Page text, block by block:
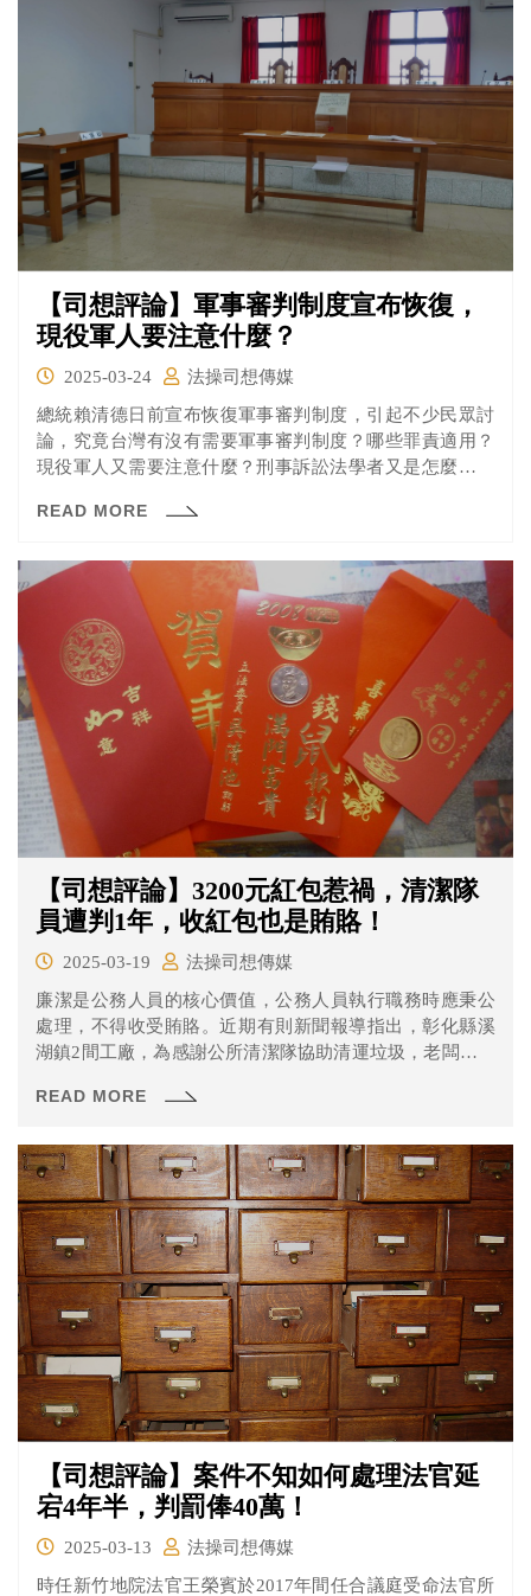
【司想評論】軍事審判制度宣布恢復，
現役軍人要注意什麼？
2025-03-24
法操司想傳媒
總統賴清德日前宣布恢復軍事審判制度，引起不少民眾討
論，究竟台灣有沒有需要軍事審判制度？哪些罪責適用？
現役軍人又需要注意什麼？刑事訴訟法學者又是怎麼看？
READ MORE
【司想評論】3200元紅包惹禍，清潔隊
員遭判1年，收紅包也是賄賂！
2025-03-19
法操司想傳媒
廉潔是公務人員的核心價值，公務人員執行職務時應秉公
處理，不得收受賄賂。近期有則新聞報導指出，彰化縣溪
湖鎮2間工廠，為感謝公所清潔隊協助清運垃圾，老闆主動
年。今2名收現金的清潔隊員1個被判免刑，另一個被則被
人刑度之所以有別，係因先收到錢的A男，返隊途中把一半
分給B男，B男事後跑到廉政署自首，因此揭發此案，獲判
免刑。2人共收現金3200元，卻掀起軒然大波，令同事始料
未及。
READ MORE
【司想評論】案件不知如何處理法官延
宕4年半，判罰俸40萬！
2025-03-13
法操司想傳媒
時任新竹地院法官王榮賓於2017年間任合議庭受命法官所